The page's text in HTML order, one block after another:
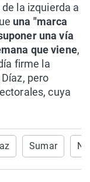
la izquierda a
una "marca
una vía
que viene,
firme la
pero
cuya
Sumar